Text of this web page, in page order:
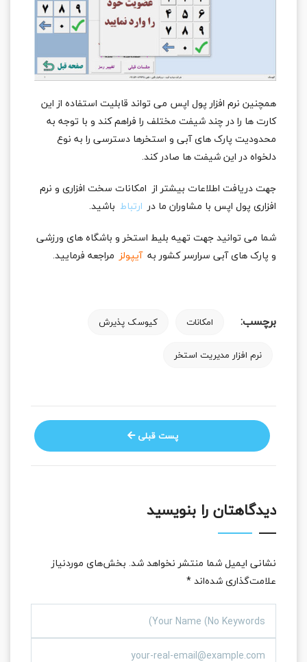
همچنین نرم افزار پول اپس می تواند قابلیت استفاده از این
کارت ها را در چند شیفت مختلف را فراهم کند و با توجه به
محدودیت پارک های آبی و استخرها دسترسی را به نوع
دلخواه در این شیفت ها صادر کند.
جهت دریافت اطلاعات بیشتر از امکانات سخت افزاری و نرم
افزاری پول اپس با مشاوران ما در ارتباط باشید.
شما می توانید جهت تهیه بلیط استخر و باشگاه های ورزشی
و پارک های آبی سرارسر کشور به آیپولز مراجعه فرمایید.
برچسب: امکانات کیوسک پذیرش
نرم افزار مدیریت استخر
پست قبلی
دیدگاهتان را بنویسید
نشانی ایمیل شما منتشر نخواهد شد. بخش‌های موردنیاز
علامت‌گذاری شده‌اند*